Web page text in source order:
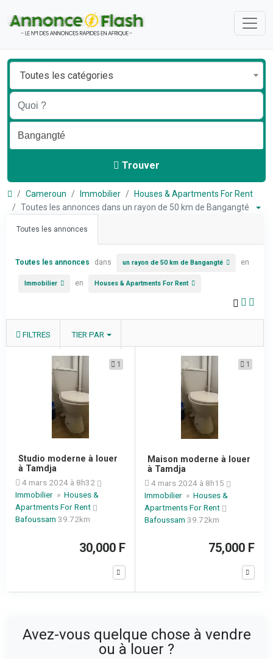
Toutes les catégories
Trouver
Cameroun Immobilier
Houses & Apartments For Rent
Toutes les annonces dans un rayon de 50 km de Bangangté
Toutes les annonces
Toutes les annonces dans un rayon de 50 km de Bangangté en
Immobilier en Houses & Apartments For Rent
FILTRES TIER PAR
1
Studio moderne à louer
à Tamdja
4 mars 2024 à 8h32
Immobilier » Houses &
Apartments For Rent
Bafoussam 39.72km
30,000 F
1
Maison moderne à louer
à Tamdja
4 mars 2024 à 8h15
Immobilier » Houses &
Apartments For Rent
Bafoussam 39.72km
75,000 F
Avez-vous quelque chose à vendre
ou à louer ?